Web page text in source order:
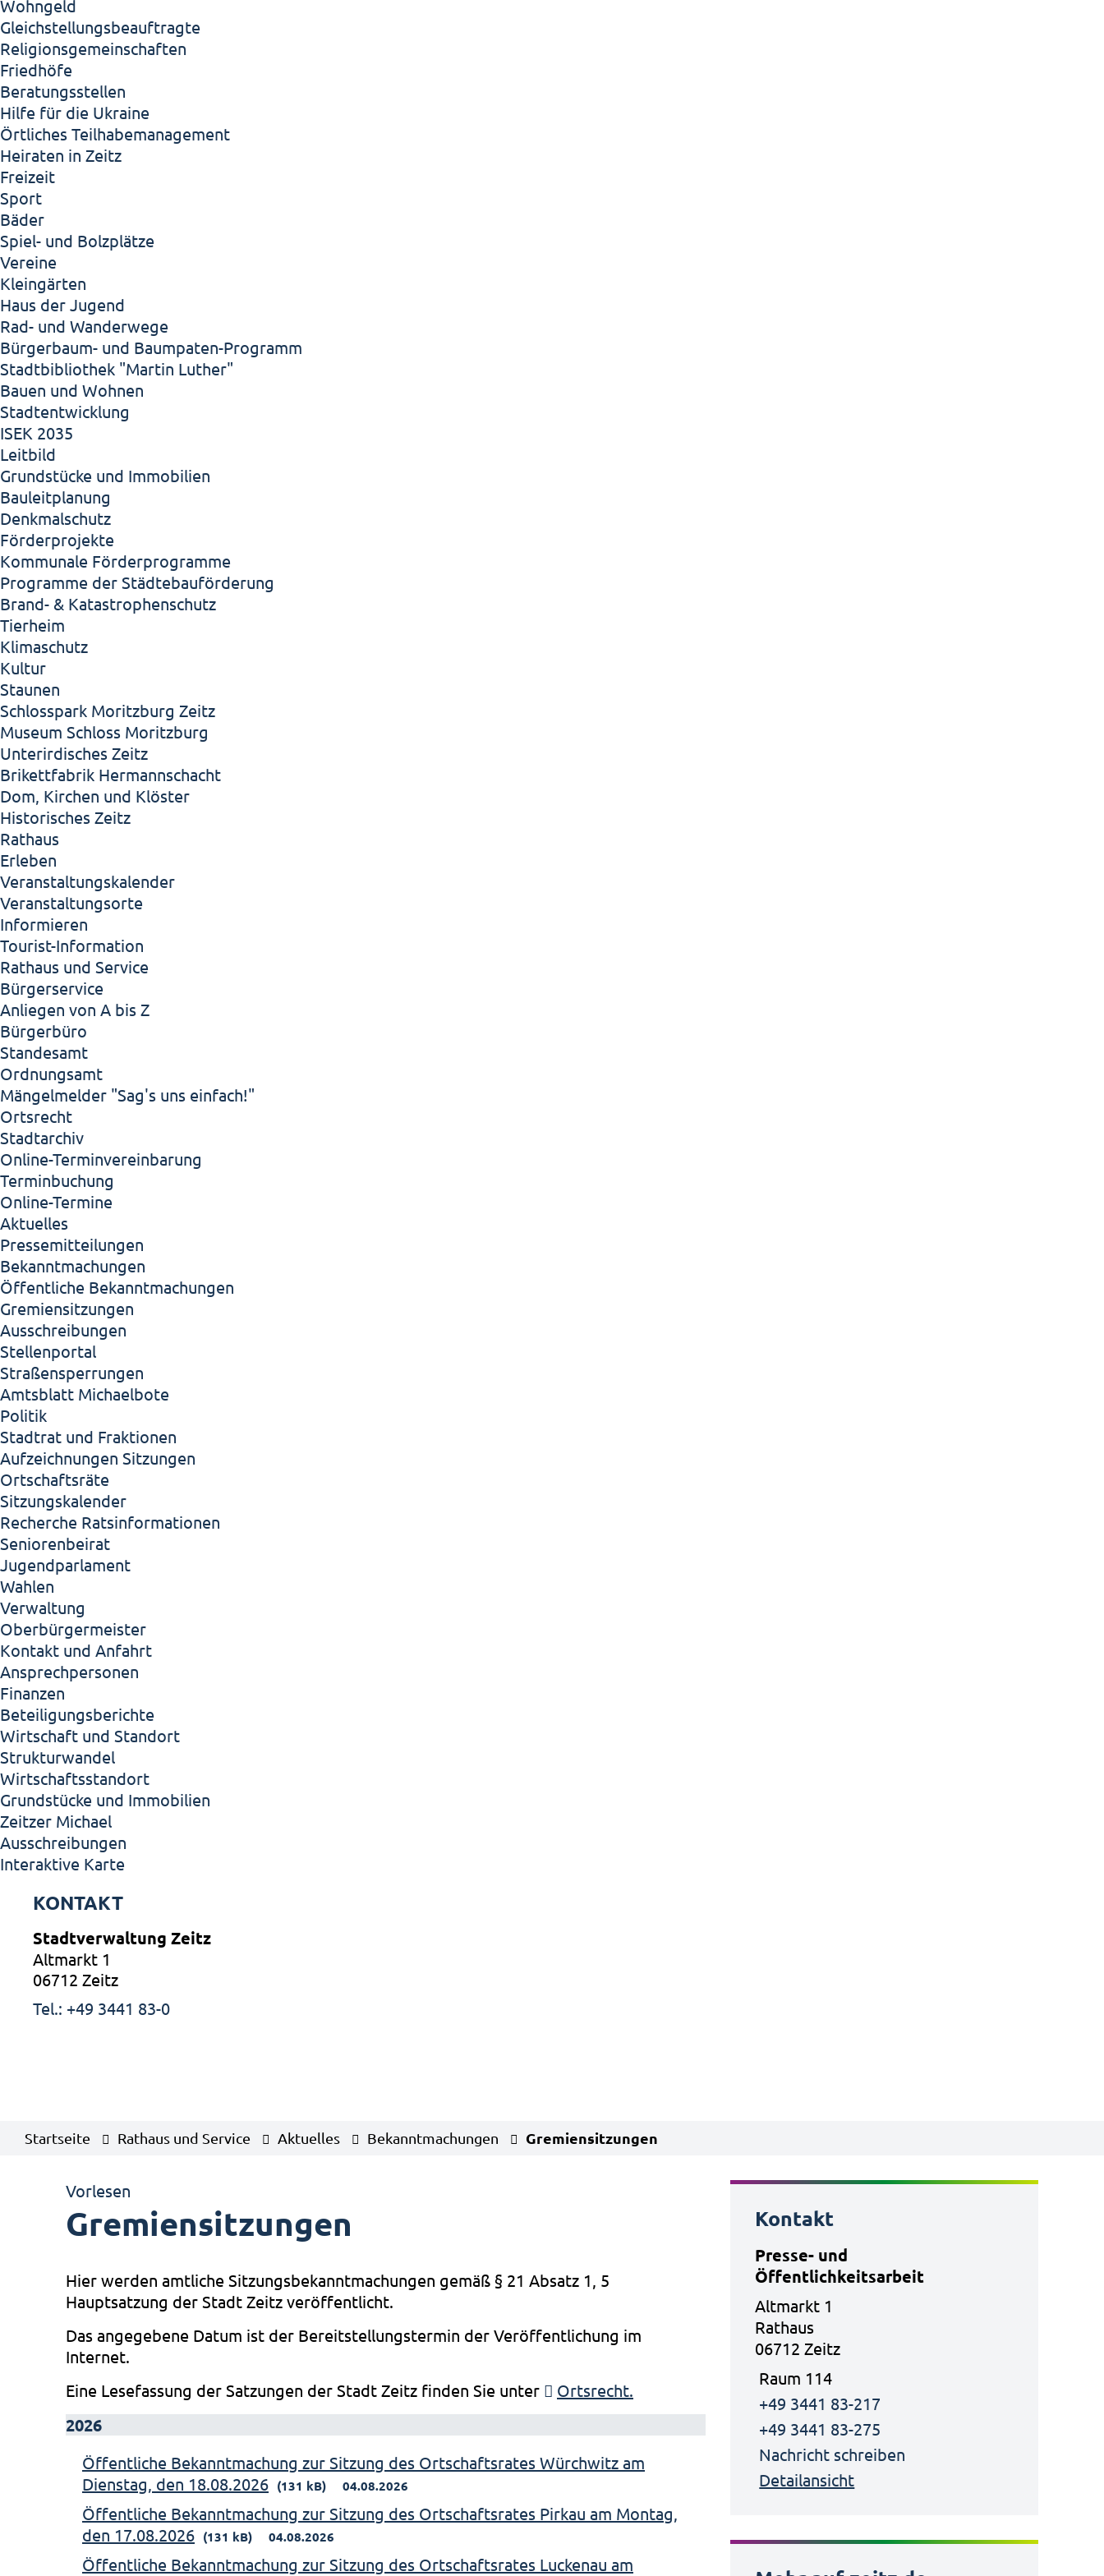
Wohngeld
Gleichstellungsbeauftragte
Religionsgemeinschaften
Friedhöfe
Beratungsstellen
Hilfe für die Ukraine
Örtliches Teilhabemanagement
Heiraten in Zeitz
Freizeit
Sport
Bäder
Spiel- und Bolzplätze
Vereine
Kleingärten
Haus der Jugend
Rad- und Wanderwege
Bürgerbaum- und Baumpaten-Programm
Stadtbibliothek "Martin Luther"
Bauen und Wohnen
Stadtentwicklung
ISEK 2035
Leitbild
Grundstücke und Immobilien
Bauleitplanung
Denkmalschutz
Förderprojekte
Kommunale Förderprogramme
Programme der Städtebauförderung
Brand- & Katastrophenschutz
Tierheim
Klimaschutz
Kultur
Staunen
Schlosspark Moritzburg Zeitz
Museum Schloss Moritzburg
Unterirdisches Zeitz
Brikettfabrik Hermannschacht
Dom, Kirchen und Klöster
Historisches Zeitz
Rathaus
Erleben
Veranstaltungskalender
Veranstaltungsorte
Informieren
Tourist-Information
Rathaus und Service
Bürgerservice
Anliegen von A bis Z
Bürgerbüro
Standesamt
Ordnungsamt
Mängelmelder "Sag's uns einfach!"
Ortsrecht
Stadtarchiv
Online-Terminvereinbarung
Terminbuchung
Online-Termine
Aktuelles
Pressemitteilungen
Bekanntmachungen
Öffentliche Bekanntmachungen
Gremiensitzungen
Ausschreibungen
Stellenportal
Straßensperrungen
Amtsblatt Michaelbote
Politik
Stadtrat und Fraktionen
Aufzeichnungen Sitzungen
Ortschaftsräte
Sitzungskalender
Recherche Ratsinformationen
Seniorenbeirat
Jugendparlament
Wahlen
Verwaltung
Oberbürgermeister
Kontakt und Anfahrt
Ansprechpersonen
Finanzen
Beteiligungsberichte
Wirtschaft und Standort
Strukturwandel
Wirtschaftsstandort
Grundstücke und Immobilien
Zeitzer Michael
Ausschreibungen
Interaktive Karte
KONTAKT
Stadtverwaltung Zeitz
Altmarkt 1
06712 Zeitz
Tel.: +49 3441 83-0
Startseite Rathaus und Service Aktuelles Bekanntmachungen Gremiensitzungen
Vorlesen
Gremiensitzungen
Hier werden amtliche Sitzungsbekanntmachungen gemäß § 21 Absatz 1, 5
Hauptsatzung der Stadt Zeitz veröffentlicht.
Das angegebene Datum ist der Bereitstellungstermin der Veröffentlichung im
Internet.
Eine Lesefassung der Satzungen der Stadt Zeitz finden Sie unter
Ortsrecht.
2026
Öffentliche Bekanntmachung zur Sitzung des Ortschaftsrates Würchwitz am
Dienstag, den 18.08.2026 (131 kB) 04.08.2026
Öffentliche Bekanntmachung zur Sitzung des Ortschaftsrates Pirkau am Montag,
den 17.08.2026 (131 kB) 04.08.2026
Öffentliche Bekanntmachung zur Sitzung des Ortschaftsrates Luckenau am
Kontakt
Presse- und
Öffentlichkeitsarbeit
Altmarkt 1
Rathaus
06712 Zeitz
Raum 114
+49 3441 83-217
+49 3441 83-275
Nachricht schreiben
Detailansicht